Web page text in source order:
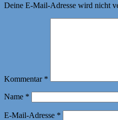
Deine E-Mail-Adresse wird nicht
Kommentar *
Name *
E-Mail-Adresse *